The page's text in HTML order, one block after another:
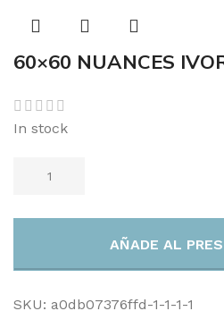
60×60 NUANCES
In stock
AÑADE AL
SKU: a0db07376ffd-1-1-1-1